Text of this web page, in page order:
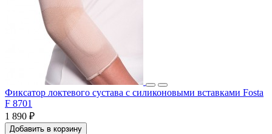
Фиксатор локтевого сустава с силиконовыми вставками Fosta
F 8701
1 890 ₽
Добавить в корзину